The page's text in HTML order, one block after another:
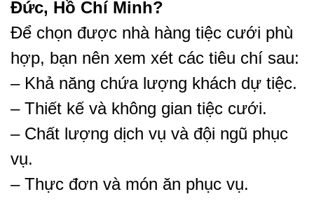
Đức, Hồ Chí Minh?
Để chọn được nhà hàng tiệc cưới phù
hợp, bạn nên xem xét các tiêu chí sau:
– Khả năng chứa lượng khách dự tiệc.
– Thiết kế và không gian tiệc cưới.
– Chất lượng dịch vụ và đội ngũ phục
vụ.
– Thực đơn và món ăn phục vụ.